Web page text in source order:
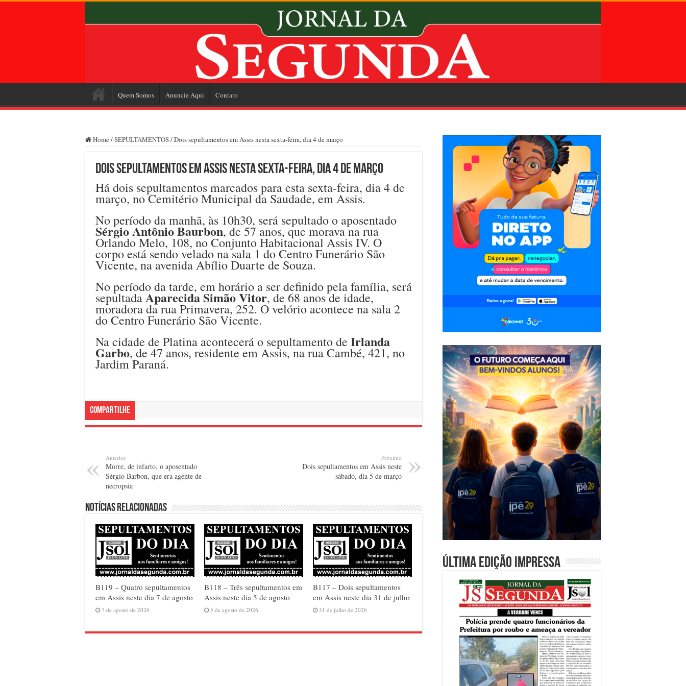
Quem Somos Anuncie Aqui Contato
Home /SEPULTAMENTOS/Dois sepultamentos em Assis nesta sexta-feira, dia 4 de março
Dois sepultamentos em Assis nesta sexta-feira, dia 4 de março
Há dois sepultamentos marcados para esta sexta-feira, dia 4 de
março, no Cemitério Municipal da Saudade, em Assis.
No período da manhã, às 10h30, será sepultado o aposentado
Sérgio Antônio Baurbon, de 57 anos, que morava na rua
Orlando Melo, 108, no Conjunto Habitacional Assis IV. O
corpo está sendo velado na sala 1 do Centro Funerário São
Vicente, na avenida Abílio Duarte de Souza.
No período da tarde, em horário a ser definido pela família, será
sepultadaAparecida Simão Vitor, de 68 anos de idade,
moradora da rua Primavera, 252. O velório acontece na sala 2
do Centro Funerário São Vicente.
Na cidade de Platina acontecerá o sepultamento de Irlanda
Garbo, de 47 anos, residente em Assis, na rua Cambé, 421, no
Jardim Paraná.
Compartilhe
Anterior
Morre, de infarto, o aposentado
Sérgio Barbon, que era agente de
necropsia
Próximo
Dois sepultamentos em Assis neste
sábado, dia 5 de março
Notícias relacionadas
B119 – Quatro sepultamentos
em Assis neste dia 7 de agosto
7 de agosto de 2026
B118 – Três sepultamentos em
Assis neste dia 5 de agosto
5 de agosto de 2026
B117 – Dois sepultamentos
em Assis neste dia 31 de julho
31 de julho de 2026
Última edição impressa